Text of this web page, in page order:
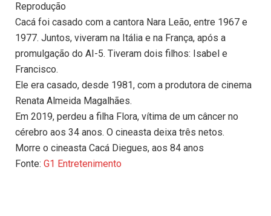
Reprodução
Cacá foi casado com a cantora Nara Leão, entre 1967 e
1977. Juntos, viveram na Itália e na França, após a
promulgação do AI-5. Tiveram dois filhos: Isabel e
Francisco.
Ele era casado, desde 1981, com a produtora de cinema
Renata Almeida Magalhães.
Em 2019, perdeu a filha Flora, vítima de um câncer no
cérebro aos 34 anos. O cineasta deixa três netos.
Morre o cineasta Cacá Diegues, aos 84 anos
Fonte: G1 Entretenimento